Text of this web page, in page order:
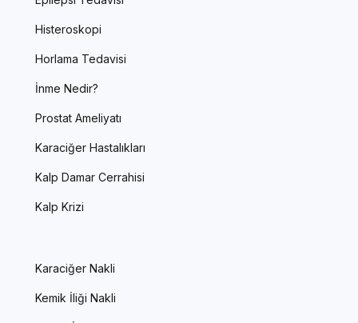
Histeroskopi
Horlama Tedavisi
İnme Nedir?
Prostat Ameliyatı
Karaciğer Hastalıkları
Kalp Damar Cerrahisi
Kalp Krizi
Karaciğer Nakli
Kemik İliği Nakli